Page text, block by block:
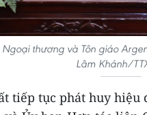
thương và Tôn giáo
Lâm Khánh/
tiếp tục phát huy hiệu